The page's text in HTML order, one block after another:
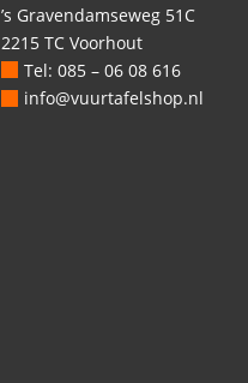
’s Gravendamseweg 51C
2215 TC Voorhout
Tel: 085 – 06 08 616
info@vuurtafelshop.nl